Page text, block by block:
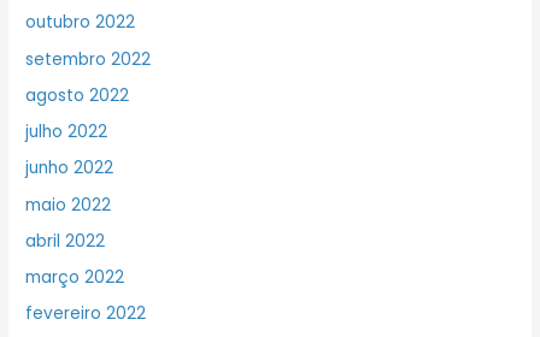
outubro 2022
setembro 2022
agosto 2022
julho 2022
junho 2022
maio 2022
abril 2022
março 2022
fevereiro 2022